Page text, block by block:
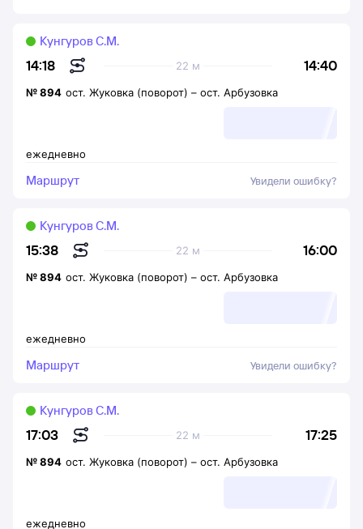
14:18 14:40
22 м
Кунгуров С.М.
ежедневно
№894 ост. Жуковка (поворот) – ост. Арбузовка
Маршрут Увидели ошибку?
15:38 16:00
22 м
Кунгуров С.М.
ежедневно
№894 ост. Жуковка (поворот) – ост. Арбузовка
Маршрут Увидели ошибку?
17:03 17:25
22 м
Кунгуров С.М.
ежедневно
№894 ост. Жуковка (поворот) – ост. Арбузовка